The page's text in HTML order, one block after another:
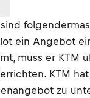
ein Angebot
muss er KTM
KTM
zu